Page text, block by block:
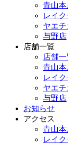
青山本
レイ
ヤエ
与野店
店舗一覧
店舗一
青山本
レイ
ヤエ
与野店
お知らせ
アクセス
青山本
レイ